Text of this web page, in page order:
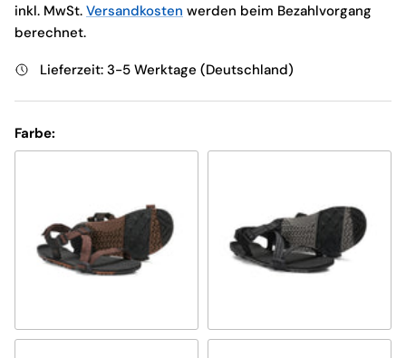
inkl. MwSt. Versandkosten werden beim Bezahlvorgang
berechnet.
Lieferzeit: 3-5 Werktage (Deutschland)
Farbe:
multi-brown multi-black